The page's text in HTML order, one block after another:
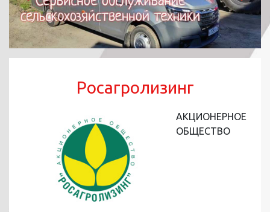
Росагролизинг
АКЦИОНЕРНОЕ
ОБЩЕСТВО